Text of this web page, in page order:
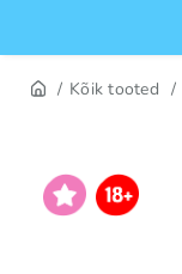
Kõik tooted